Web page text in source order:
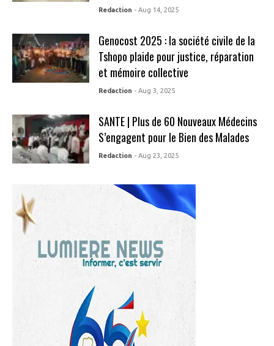
Redaction - Aug 14, 2025
Genocost 2025 : la société civile de la
Tshopo plaide pour justice, réparation
et mémoire collective
Redaction - Aug 3, 2025
SANTE | Plus de 60 Nouveaux Médecins
S’engagent pour le Bien des Malades
Redaction - Aug 23, 2025